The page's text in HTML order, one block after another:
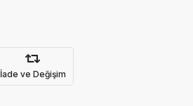
İade ve Değişim